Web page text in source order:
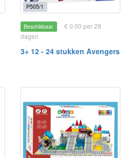
P505/1
Beschikbaar
€ 0.00 per 28
dagen
3+ 12 - 24 stukken Avengers